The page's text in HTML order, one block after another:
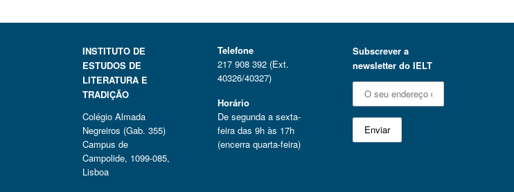
INSTITUTO DE
ESTUDOS DE
LITERATURA E
TRADIÇÃO
Colégio Almada
Negreiros (Gab. 355)
Campus de
Campolide, 1099-085,
Lisboa
Telefone
217 908 392 (Ext.
40326/40327)
Horário
De segunda a sexta-
feira das 9h às 17h
(encerra quarta-feira)
Subscrever a
newsletter do IELT